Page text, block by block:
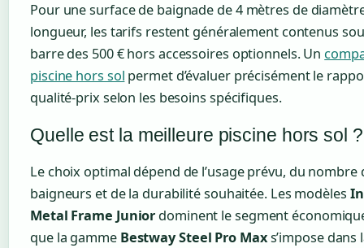
Pour une surface de baignade de 4 mètres de
longueur, les tarifs restent généralement contenus
barre des 500 € hors accessoires optionnels. Un
piscine hors sol permet d’évaluer précisément le
qualité-prix selon les besoins spécifiques.
Quelle est la meilleure piscine hors sol ?
Le choix optimal dépend de l’usage prévu, du nombre
baigneurs et de la durabilité souhaitée. Les modèles
Metal Frame Junior dominent le segment
que la gamme Bestway Steel Pro Maxs’impose dans